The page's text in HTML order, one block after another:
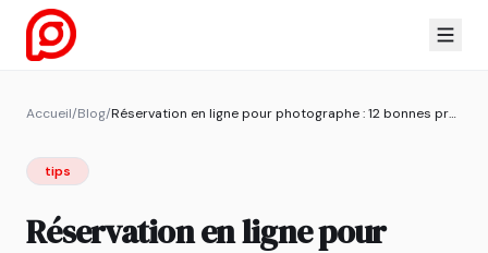
Accueil/Blog/ Réservation en ligne pour photographe : 12 bonnes pratiques pour gagner du temps et réduire les no-shows
tips
Réservation en ligne pour